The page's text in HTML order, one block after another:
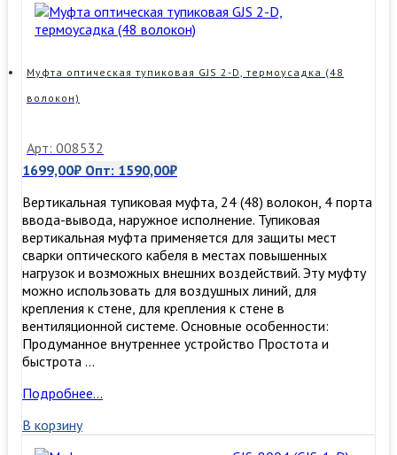
GPJ-
M)
Муфта оптическая тупиковая GJS 2-D, термоусадка (48
волокон)
Арт: 008532
1699,00₽ Опт: 1590,00₽
Вертикальная тупиковая муфта, 24 (48) волокон, 4 порта
ввода-вывода, наружное исполнение. Тупиковая
вертикальная муфта применяется для защиты мест
сварки оптического кабеля в местах повышенных
нагрузок и возможных внешних воздействий. Эту муфту
можно использовать для воздушных линий, для
крепления к стене, для крепления к стене в
вентиляционной системе. Основные особенности:
Продуманное внутреннее устройство Простота и
быстрота …
Муфта
тупиковая
GJS
Подробнее…
В корзину